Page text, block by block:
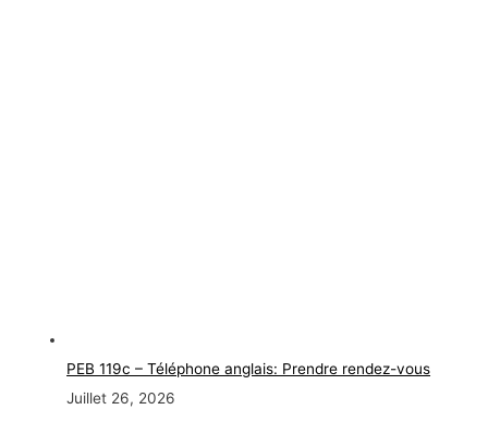
PEB 119c – Téléphone anglais: Prendre rendez-vous
Juillet 26, 2026